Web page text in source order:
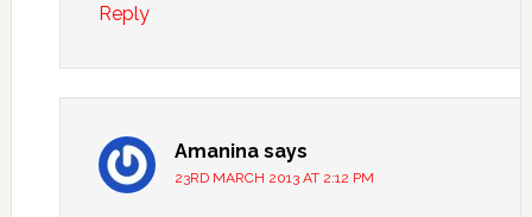
Reply
Amanina says
23RD MARCH 2013 AT 2:12 PM